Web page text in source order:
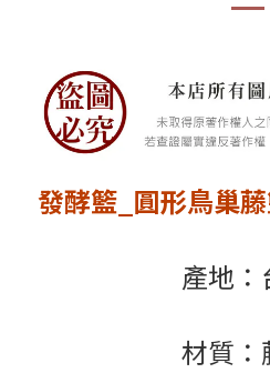
發酵籃_圓形鳥巢
產地：
材質：